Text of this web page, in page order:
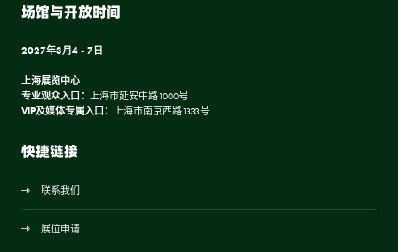
场馆与开放时间
2027年3月4 - 7日
上海展览中心
专业观众入口：
上海市延安中路1000号
VIP及媒体专属入口：
上海市南京西路1333号
快捷链接
联系我们
展位申请